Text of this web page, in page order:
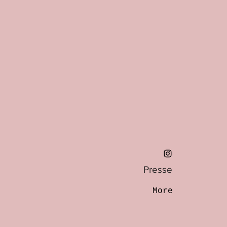
Presse
More